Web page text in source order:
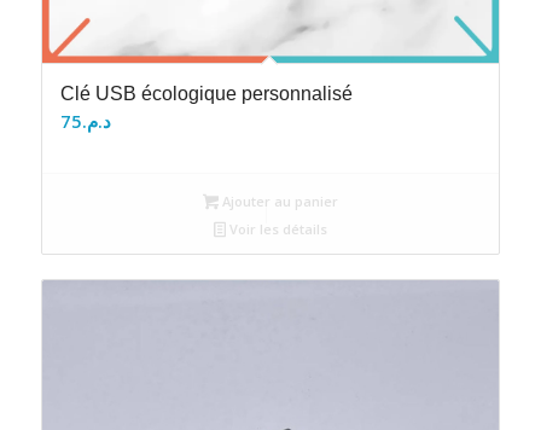
Clé USB écologique personnalisé
د.م.75
Ajouter au panier
Voir les détails